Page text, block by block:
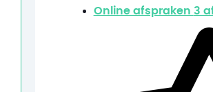
Online afspraken 3